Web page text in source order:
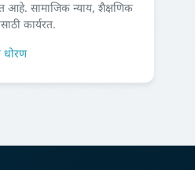
आहे. सामाजिक न्याय, शैक्षणिक
कार्यरत.
धोरण